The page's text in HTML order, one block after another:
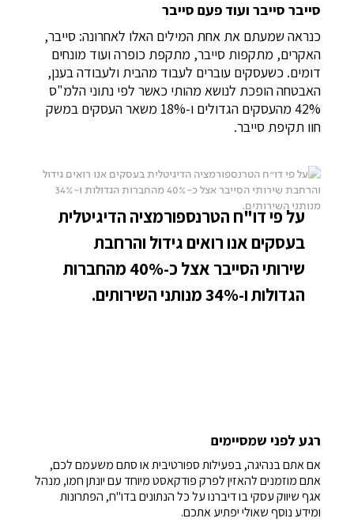
סייבר סייבר ועוד פעם סייבר
כנראה שמעתם את אחת המילים האלו לאחרונה: סייבר,
האקרים, מתקפות סייבר, מתקפת כופרה ועוד מונחים
דומים. כשעסקים עוברים לעבוד מהבית ולעבודה בענן,
האבטחה הופכת לנושא מהותי כאשר לפי נתוני הלמ"ס
42% מהעסקים הגדולים ו-18% משאר העסקים במשק
חוו תקיפת סייבר.
על פי דו"ח הטרנספורמציה הדיגיטלית
בעסקים אנו רואים גידול והרחבת
שירותי הסייבר אצל כ-40% מהחברות
הגדולות ו-34% מנותני השירותים.
רגע לפני שמסיימים
אם אתם בנהיגה, בפעילות ספורטיבית או סתם משעמם לכם,
אתם מוזמנים להאזין לפרק פודקאסט מיוחד עם יונתן חמו, מנהל
אגף שיווק עסקי בו דיברנו על כל הנתונים בדו"ח, הפתרונות
ומידע נוסף שאולי יפתיע אתכם.